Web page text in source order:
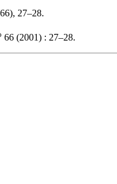
27–28.
66 (2001) : 27–28.